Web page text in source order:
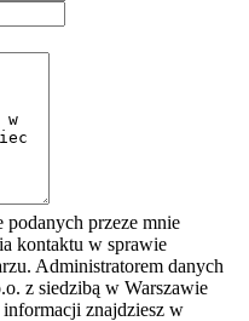
podanych przeze mnie
kontaktu w sprawie
Administratorem danych
z siedzibą w Warszawie
znajdziesz w